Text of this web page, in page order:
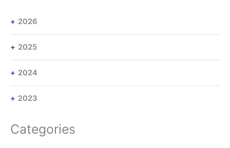
2026
2025
2024
2023
Categories